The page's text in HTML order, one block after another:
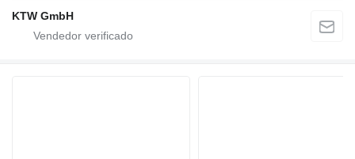
KTW GmbH